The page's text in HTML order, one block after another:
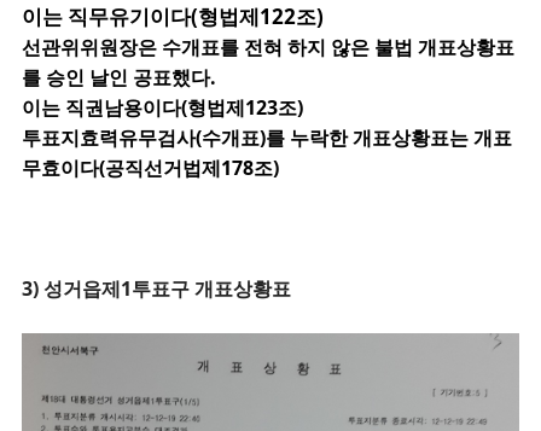
이는 직무유기이다(형법제122조)
선관위위원장은 수개표를 전혀 하지 않은 불법 개표상황표
를 승인 날인 공표했다.
이는 직권남용이다(형법제123조)
투표지효력유무검사(수개표)를 누락한 개표상황표는 개표
무효이다(공직선거법제178조)
3) 성거읍제1투표구 개표상황표